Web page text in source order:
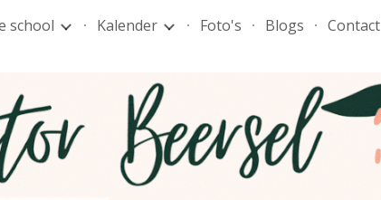
Skip to navigation
school Kalender Foto's Blogs Contact